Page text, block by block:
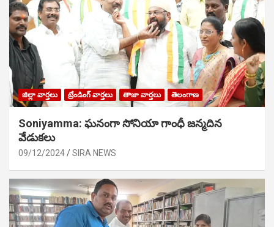
జిల్లా వార్తలు ట్రేండింగ్ వార్తలు తాజా వార్తలు తెలంగాణ
Soniyamma: ఘ‌నంగా సోనియా గాంధీ జ‌న్మ‌దిన
వేడుక‌లు
09/12/2024 SIRA NEWS